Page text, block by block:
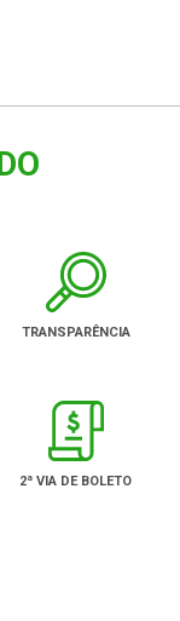
TRANSPARÊNCIA
2ª VIA DE BOLETO